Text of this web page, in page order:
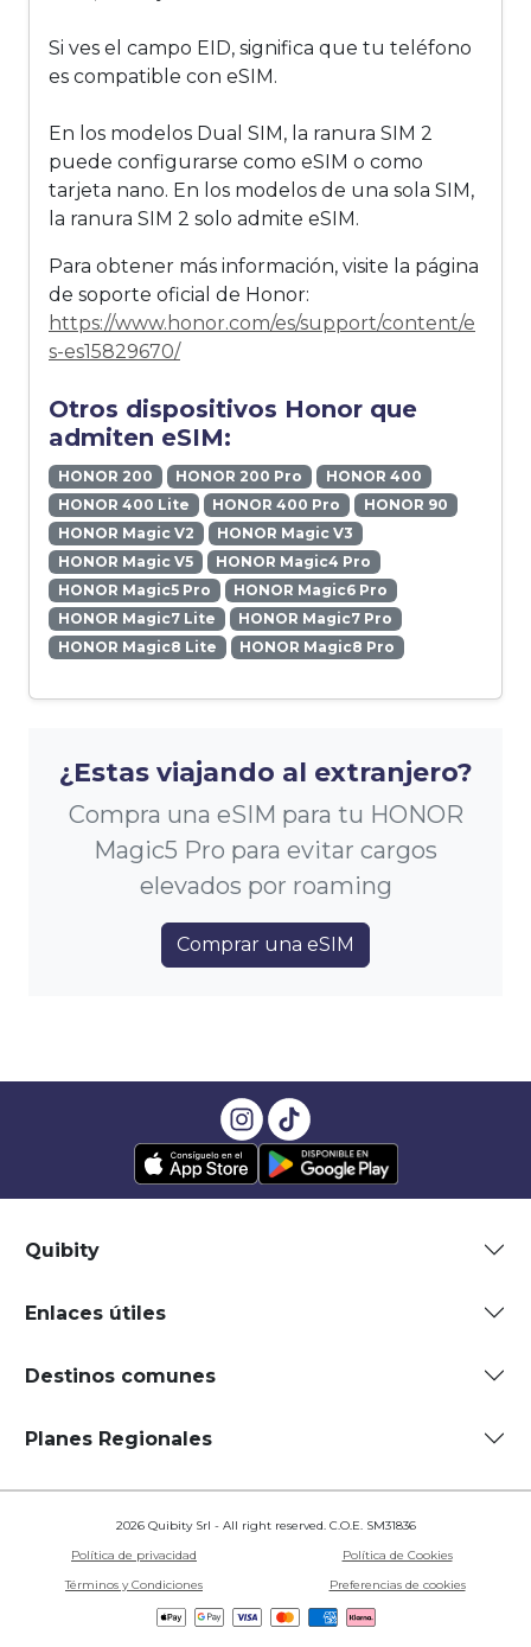
Si ves el campo EID, significa que tu teléfono
es compatible con eSIM.
En los modelos Dual SIM, la ranura SIM 2
puede configurarse como eSIM o como
tarjeta nano. En los modelos de una sola SIM,
la ranura SIM 2 solo admite eSIM.
Para obtener más información, visite la página
de soporte oficial de Honor:
https://www.honor.com/es/support/content/e
s-es15829670/
Otros dispositivos Honor que
admiten eSIM:
HONOR 200 HONOR 200 Pro
HONOR 400
HONOR 400 Lite
HONOR 400 Pro
HONOR 90
HONOR Magic V2
HONOR Magic V3
HONOR Magic V5
HONOR Magic4 Pro
HONOR Magic5 Pro
HONOR Magic6 Pro
HONOR Magic7 Lite
HONOR Magic7 Pro
HONOR Magic8 Lite
HONOR Magic8 Pro
¿Estas viajando al extranjero?
Compra una eSIM para tu HONOR
Magic5 Pro para evitar cargos
elevados por roaming
Comprar una eSIM
Quibity
Enlaces útiles
Destinos comunes
Planes Regionales
2026 Quibity Srl - All right reserved. C.O.E. SM31836
Política de privacidad
Política de Cookies
Términos y Condiciones
Preferencias de cookies